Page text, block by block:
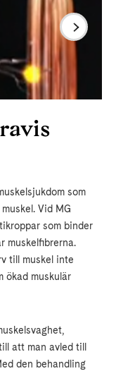
som
Vid MG
som binder
muskelfibrerna.
till muskel inte
ökad muskulär
att man avled till
den behandling